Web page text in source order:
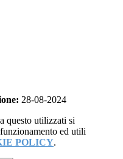
28-08-2024
questo utilizzati si
ed utili
POLICY.